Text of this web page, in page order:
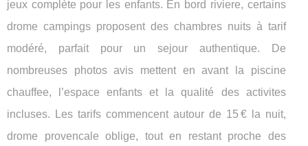
jeux complète pour les enfants. En bord riviere, certains
drome campings proposent des chambres nuits à tarif
modéré, parfait pour un sejour authentique. De
nombreuses photos avis mettent en avant la piscine
chauffee, l’espace enfants et la qualité des activites
incluses. Les tarifs commencent autour de 15 € la nuit,
drome provencale oblige, tout en restant proche des